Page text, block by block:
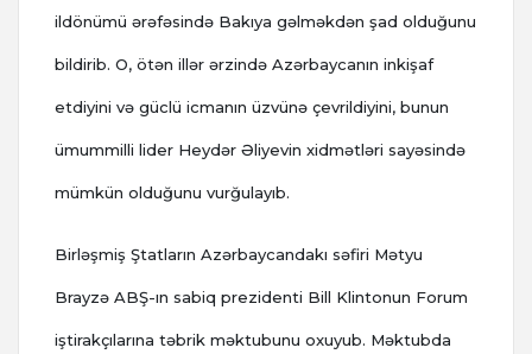
ildönümü ərəfəsində Bakıya gəlməkdən şad olduğunu
bildirib. O, ötən illər ərzində Azərbaycanın inkişaf
etdiyini və güclü icmanın üzvünə çevrildiyini, bunun
ümummilli lider Heydər Əliyevin xidmətləri sayəsində
mümkün olduğunu vurğulayıb.
Birləşmiş Ştatların Azərbaycandakı səfiri Mətyu
Brayzə ABŞ-ın sabiq prezidenti Bill Klintonun Forum
iştirakçılarına təbrik məktubunu oxuyub. Məktubda